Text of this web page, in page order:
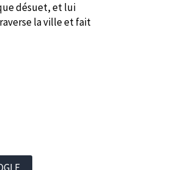
désuet, et lui
la ville et fait